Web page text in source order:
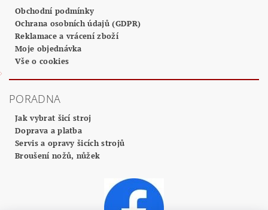
Obchodní podmínky
Ochrana osobních údajů (GDPR)
Reklamace a vrácení zboží
Moje objednávka
Vše o cookies
PORADNA
Jak vybrat šicí stroj
Doprava a platba
Servis a opravy šicích strojů
Broušení nožů, nůžek